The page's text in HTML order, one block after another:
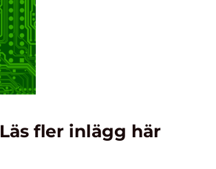
Läs fler inlägg här